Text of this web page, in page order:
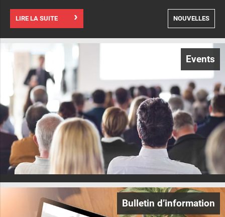
LIRE LA SUITE NOUVELLES
Events
Bulletin d’information